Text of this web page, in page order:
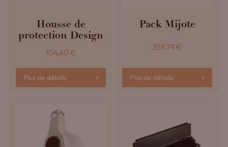
Housse de
protection Design
104,40 €
Plus de détails
Pack Mijote
358,79€
Plus de détails